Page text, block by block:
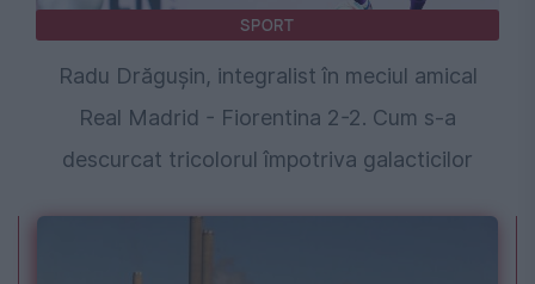
SPORT
Radu Drăgușin, integralist în meciul amical
Real Madrid - Fiorentina 2-2. Cum s-a
descurcat tricolorul împotriva galacticilor